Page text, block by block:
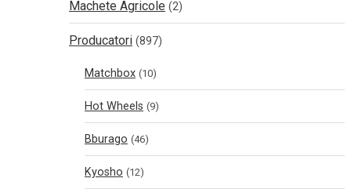
Machete Agricole (2)
Producatori (897)
Matchbox (10)
Hot Wheels (9)
Bburago (46)
Kyosho (12)